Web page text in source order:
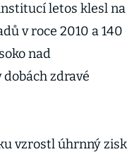
letos klesl na
v roce 2010 a 140
nad
zdravé
vzrostl úhrnný zisk